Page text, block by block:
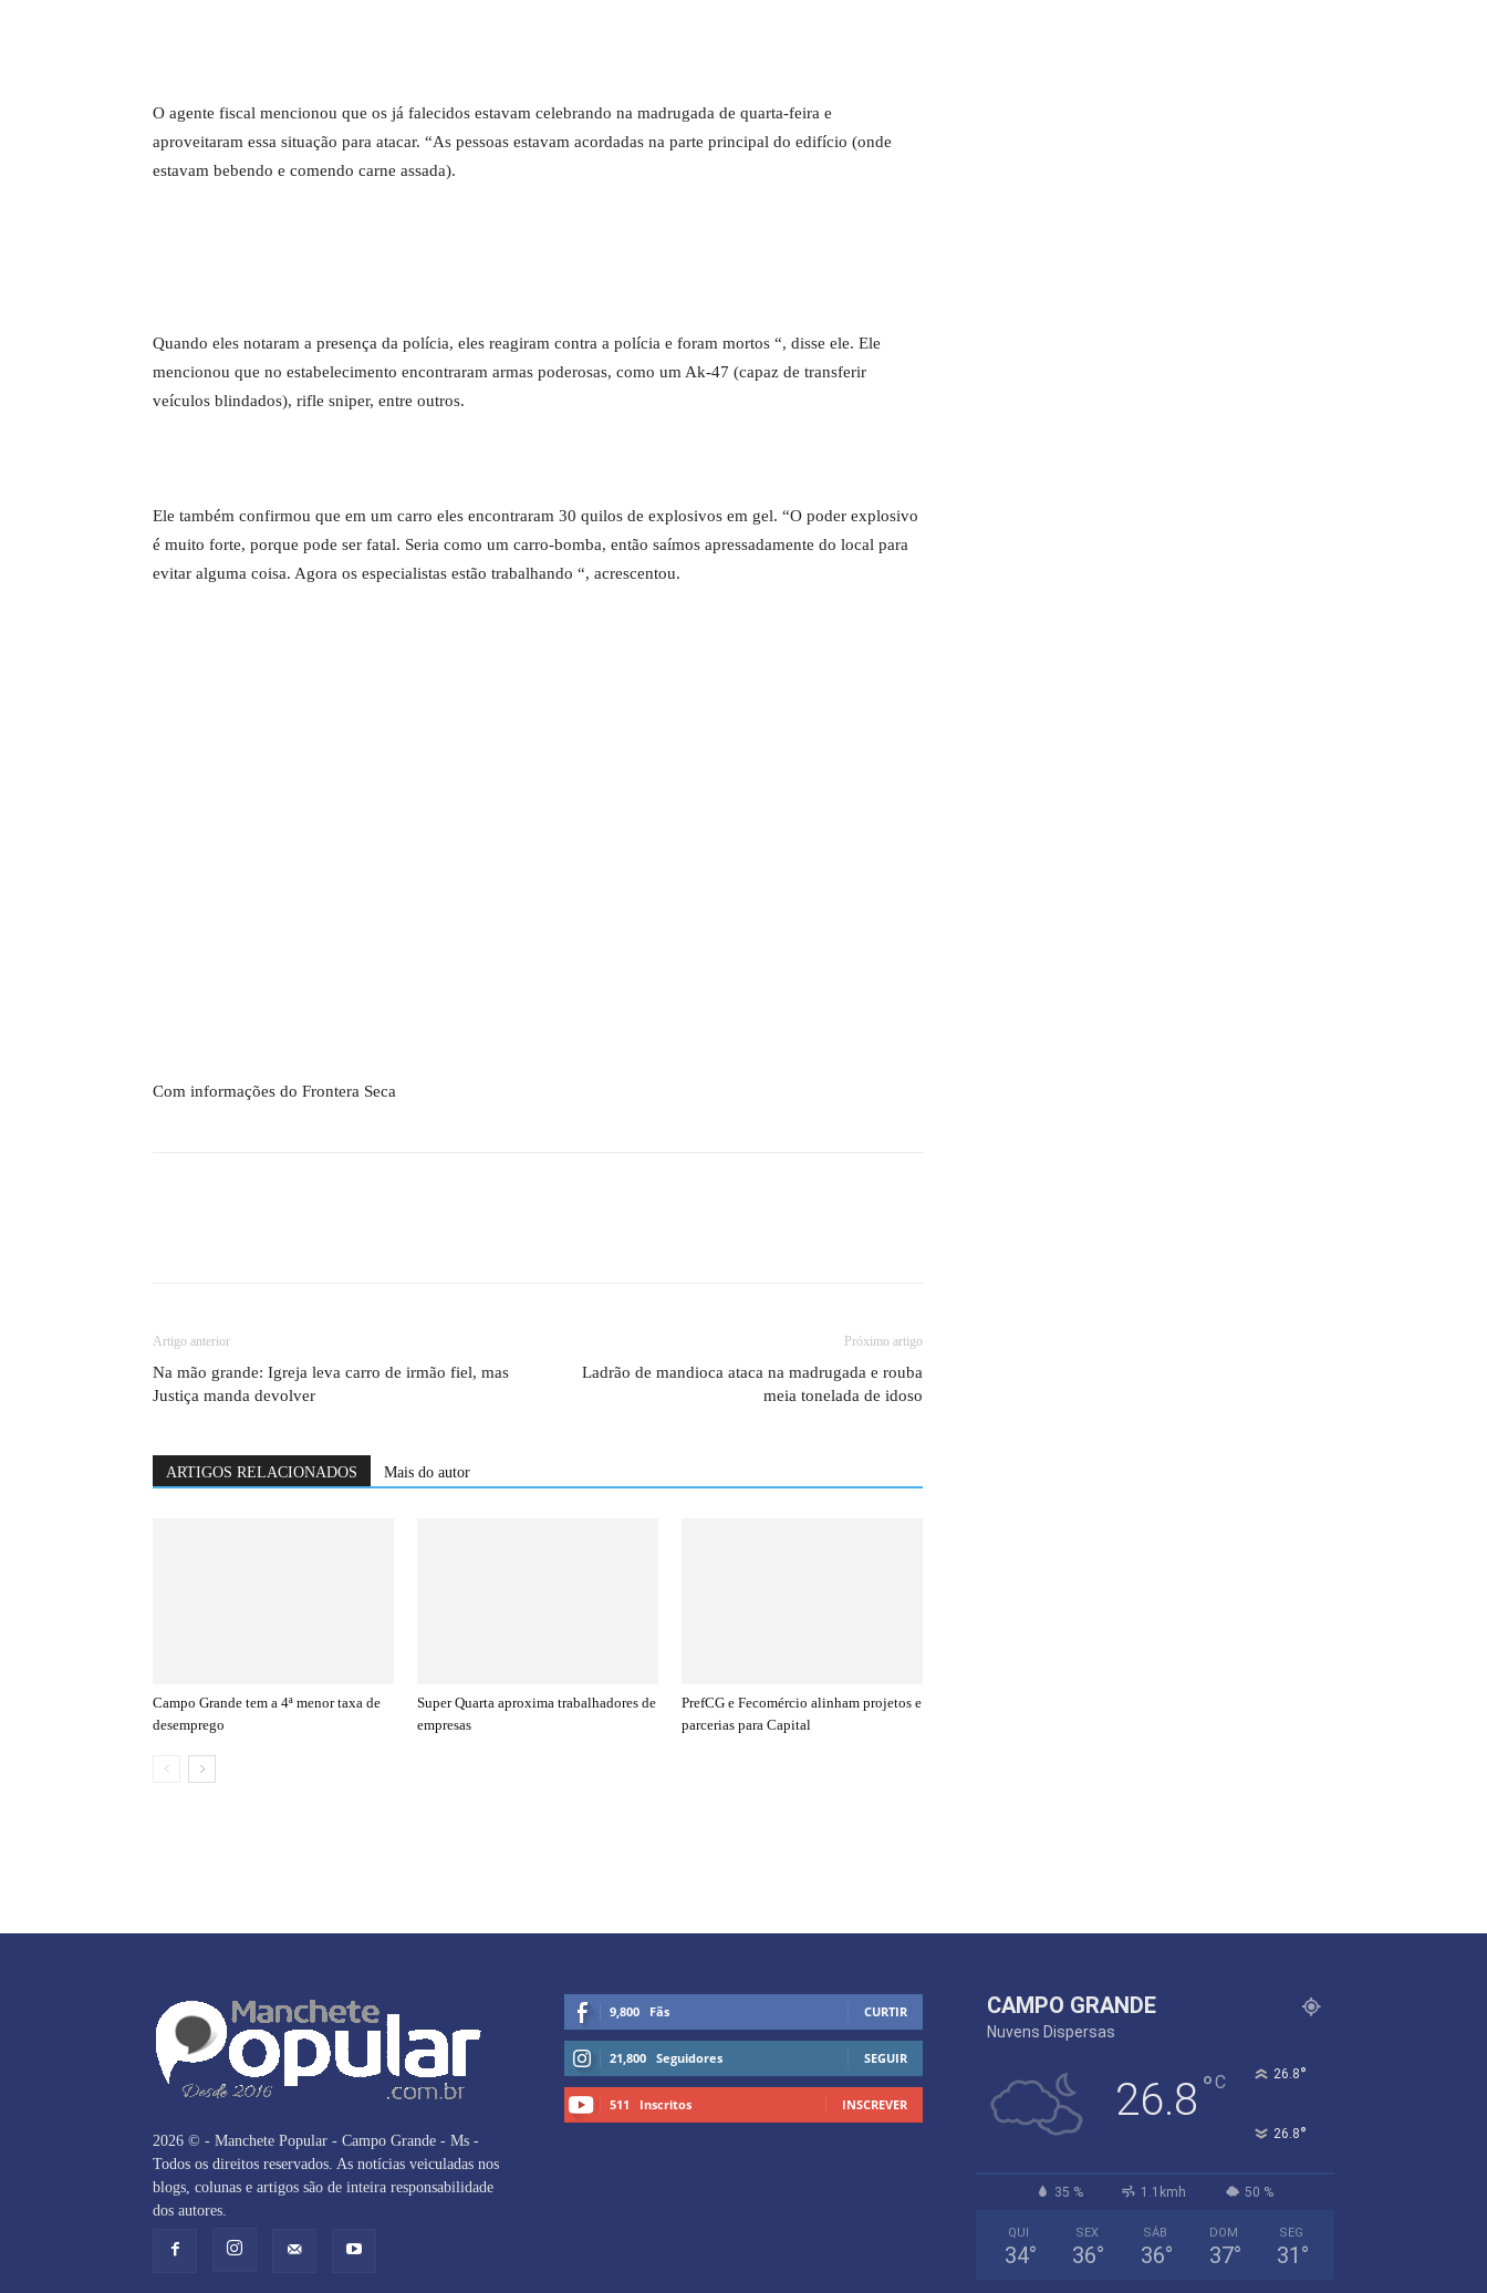
O agente fiscal mencionou que os já falecidos estavam celebrando na madrugada de quarta-feira e
aproveitaram essa situação para atacar. “As pessoas estavam acordadas na parte principal do edifício (onde
estavam bebendo e comendo carne assada).
Quando eles notaram a presença da polícia, eles reagiram contra a polícia e foram mortos “, disse ele. Ele
mencionou que no estabelecimento encontraram armas poderosas, como um Ak-47 (capaz de transferir
veículos blindados), rifle sniper, entre outros.
Ele também confirmou que em um carro eles encontraram 30 quilos de explosivos em gel. “O poder explosivo
é muito forte, porque pode ser fatal. Seria como um carro-bomba, então saímos apressadamente do local para
evitar alguma coisa. Agora os especialistas estão trabalhando “, acrescentou.
Com informações do Frontera Seca
Artigo anterior
Na mão grande: Igreja leva carro de irmão fiel, mas
Justiça manda devolver
Próximo artigo
Ladrão de mandioca ataca na madrugada e rouba
meia tonelada de idoso
ARTIGOS RELACIONADOS Mais do autor
Campo Grande tem a 4ª menor taxa de
desemprego
Super Quarta aproxima trabalhadores de
empresas
PrefCG e Fecomércio alinham projetos e
parcerias para Capital
2026 © - Manchete Popular - Campo Grande - Ms -
Todos os direitos reservados. As notícias veiculadas nos
blogs, colunas e artigos são de inteira responsabilidade
dos autores.
9,800 Fãs CURTIR
21,800 Seguidores SEGUIR
511 Inscritos INSCREVER
CAMPO GRANDE
Nuvens Dispersas
26.8 °C 26.8°
26.8°
35 % 1.1kmh 50 %
QUI
34°
SEX
36°
SÁB
36°
DOM
37°
SEG
31 °